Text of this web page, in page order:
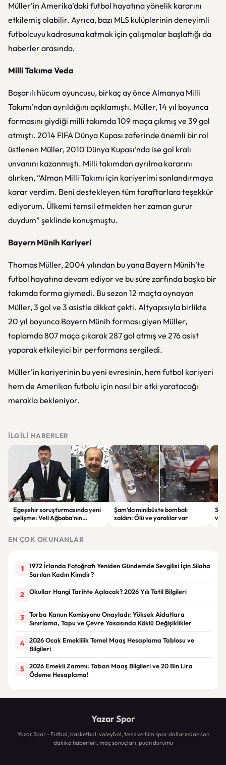
Müller’in Amerika’daki futbol hayatına yönelik kararını
etkilemiş olabilir. Ayrıca, bazı MLS kulüplerinin deneyimli
futbolcuyu kadrosuna katmak için çalışmalar başlattığı da
haberler arasında.
Milli Takıma Veda
Başarılı hücum oyuncusu, birkaç ay önce Almanya Milli
Takımı’ndan ayrıldığını açıklamıştı. Müller, 14 yıl boyunca
formasını giydiği milli takımda 109 maça çıkmış ve 39 gol
atmıştı. 2014 FIFA Dünya Kupası zaferinde önemli bir rol
üstlenen Müller, 2010 Dünya Kupası’nda ise gol kralı
unvanını kazanmıştı. Milli takımdan ayrılma kararını
alırken, “Alman Milli Takımı için kariyerimi sonlandırmaya
karar verdim. Beni destekleyen tüm taraftarlara teşekkür
ediyorum. Ülkemi temsil etmekten her zaman gurur
duydum” şeklinde konuşmuştu.
Bayern Münih Kariyeri
Thomas Müller, 2004 yılından bu yana Bayern Münih’te
futbol hayatına devam ediyor ve bu süre zarfında başka bir
takımda forma giymedi. Bu sezon 12 maçta oynayan
Müller, 3 gol ve 3 asistle dikkat çekti. Altyapısıyla birlikte
20 yıl boyunca Bayern Münih forması giyen Müller,
toplamda 807 maça çıkarak 287 gol atmış ve 276 asist
yaparak etkileyici bir performans sergiledi.
Müller’in kariyerinin bu yeni evresinin, hem futbol kariyeri
hem de Amerikan futbolu için nasıl bir etki yaratacağı
merakla bekleniyor.
İLGILI HABERLER
Egeşehir soruşturmasında yeni
gelişme: Veli Ağbaba’nın
Şam’da minibüste bombalı
saldırı: Ölü ve yaralılar var
EN ÇOK OKUNANLAR
1
1972 İrlanda Fotoğrafı Yeniden Gündemde Sevgilisi İçin Silaha
Sarılan Kadın Kimdir?
2 Okullar Hangi Tarihte Açılacak? 2026 Yılı Tatil Bilgileri
3
Torba Kanun Komisyonu Onayladı: Yüksek Aidatlara
Sınırlama, Tapu ve Çevre Yasasında Köklü Değişiklikler
4
2026 Ocak Emeklilik Temel Maaş Hesaplama Tablosu ve
Bilgileri
5
2026 Emekli Zammı: Taban Maaş Bilgileri ve 20 Bin Lira
Ödeme Hesaplama!
Yazar Spor
Yazar Spor - Futbol, basketbol, voleybol, tenis ve tüm spor dallarından son
dakika haberleri, maç sonuçları, puan durumu